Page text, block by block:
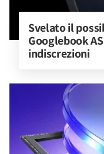
Svelato il
Googlebook
indiscrezioni